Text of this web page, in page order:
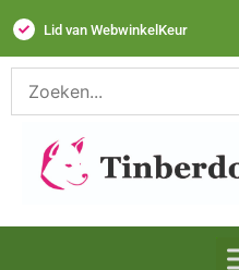
Lid van WebwinkelKeur